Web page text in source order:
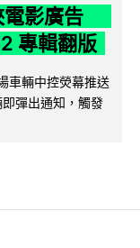
電影廣告
專輯翻版
車輛中控熒幕推送
彈出通知，觸發